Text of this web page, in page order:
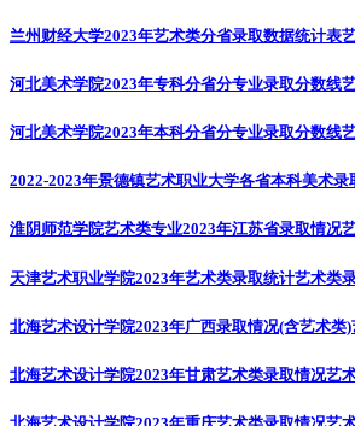
兰州财经大学2023年艺术类分省录取数据统计表
河北美术学院2023年专科分省分专业录取分数线
河北美术学院2023年本科分省分专业录取分数线
2022-2023年景德镇艺术职业大学各省本科美术录
淮阴师范学院艺术类专业2023年江苏省录取情况
天津艺术职业学院2023年艺术类录取统计艺术类
北海艺术设计学院2023年广西录取情况(含艺术类)
北海艺术设计学院2023年甘肃艺术类录取情况艺